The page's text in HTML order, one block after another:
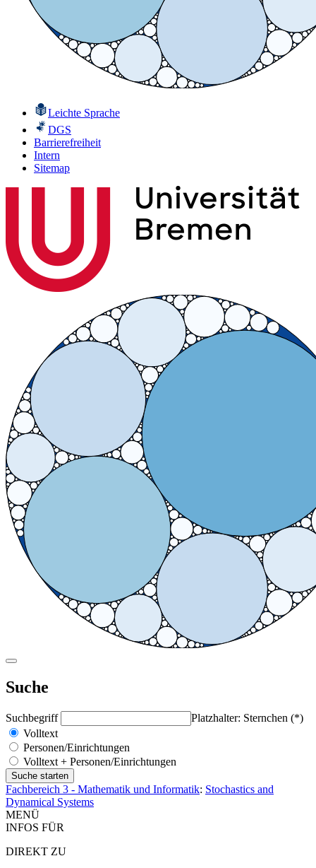
Leichte Sprache
DGS
Barrierefreiheit
Intern
Sitemap
Suche
Suchbegriff
Platzhalter: Sternchen (*)
Volltext
Personen/Einrichtungen
Volltext + Personen/Einrichtungen
Fachbereich 3 - Mathematik und Informatik: Stochastics and
Dynamical Systems
MENÜ
INFOS FÜR
DIREKT ZU